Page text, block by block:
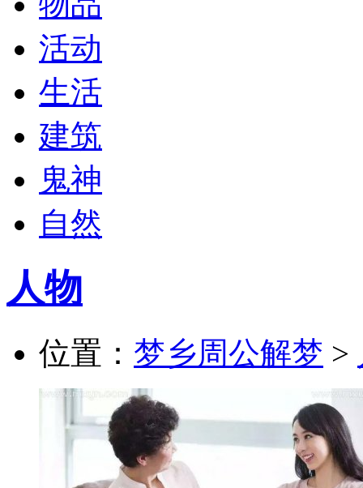
活动
生活
建筑
鬼神
自然
人物
位置： 梦乡周公解梦 >